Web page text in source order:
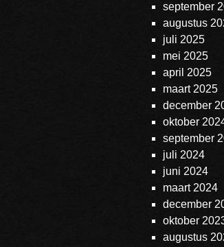
september
augustus
juli 2025
mei 2025
april 2025
maart 2025
december
oktober
september
juli 2024
juni 2024
maart 2024
december
oktober
augustus